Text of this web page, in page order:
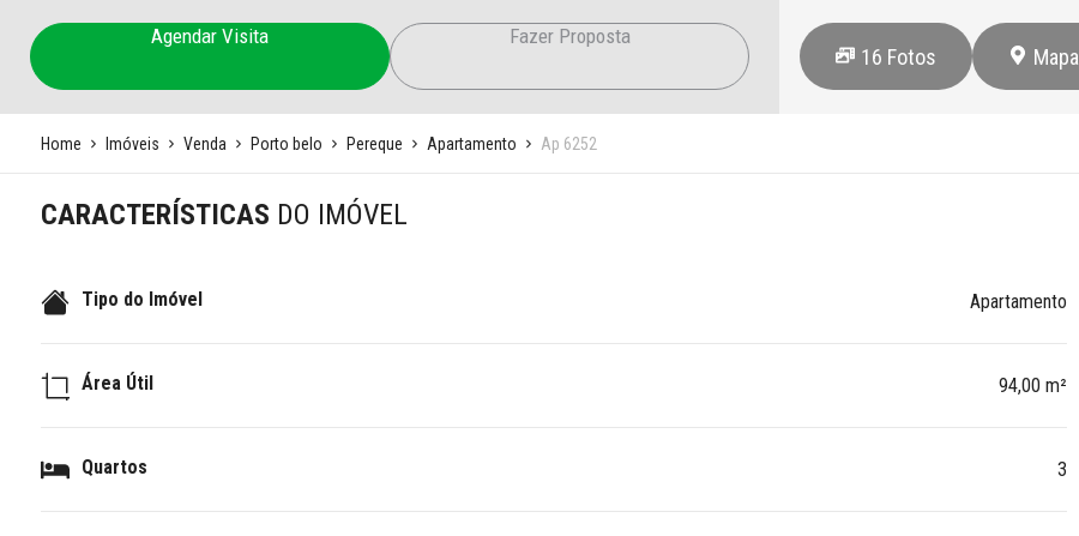
Agendar Visita Fazer Proposta
16 Fotos Mapa
Home Imóveis Venda Porto belo Pereque Apartamento Ap 6252
CARACTERÍSTICAS DO IMÓVEL
Tipo do Imóvel Apartamento
Área Útil 94,00 m²
Quartos 3